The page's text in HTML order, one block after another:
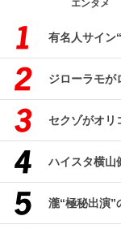
エンタメ
有名人サイン
ジローラモが
セクゾがオ
ハイスタ横山
瀧“極秘出演”